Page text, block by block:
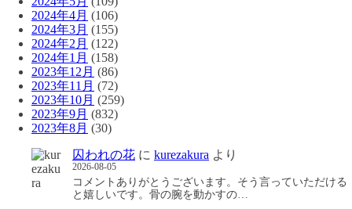
2024年4月 (106)
2024年3月 (155)
2024年2月 (122)
2024年1月 (158)
2023年12月 (86)
2023年11月 (72)
2023年10月 (259)
2023年9月 (832)
2023年8月 (30)
囚われの花 に kurezakura より
2026-08-05
コメントありがとうございます。そう言っていただける
と嬉しいです。骨の腕を動かすの…